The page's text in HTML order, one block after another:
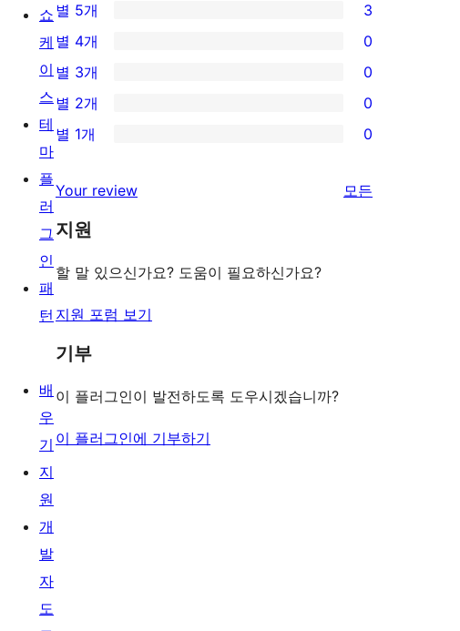
3/5-
별
점
후
기
별 5개 3
0/4-
별
점
후
별 4개 0
0/3-
별
점
기
별 3개 0
0/2-
별
후
기
별 2개 0
0/1-
점
후
별 1개 0
Your review 모든
지원
할 말 있으신가요? 도움이 필요하신가요?
지원 포럼 보기
기부
이 플러그인이 발전하도록 도우시겠습니까?
이 플러그인에 기부하기
쇼
케
이
스
테
마
플
러
그
인
패
턴
배
우
기
지
원
개
발
자
도